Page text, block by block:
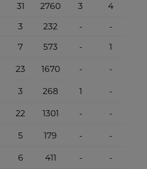
31 2760 3
4
3 232 -
-
7 573 - 1
23 1670 - -
3 268 1 -
22 1301 - -
5 179 - -
6 411 -
-